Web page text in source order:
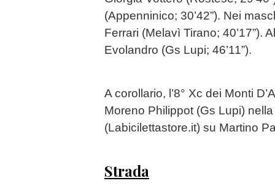
(Appenninico; 30’42”). Nei
Ferrari (Melavì Tirano; 40’17”).
Evolandro (Gs Lupi; 46’11”).
A corollario, l’8° Xc dei Monti
Moreno Philippot (Gs Lupi)
(Labicilettastore.it) su Martino
Strada